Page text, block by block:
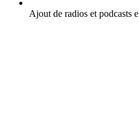
Ajout de radios et podcasts